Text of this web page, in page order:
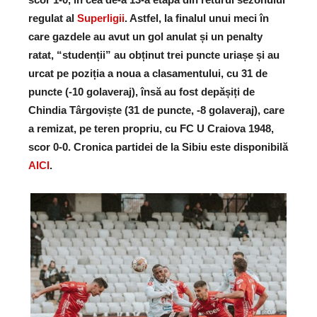
regulat al Superligii. Astfel, la finalul unui meci în
care gazdele au avut un gol anulat și un penalty
ratat, “studenții” au obținut trei puncte uriașe și au
urcat pe poziția a noua a clasamentului, cu 31 de
puncte (-10 golaveraj), însă au fost depășiți de
Chindia Târgoviște (31 de puncte, -8 golaveraj), care
a remizat, pe teren propriu, cu FC U Craiova 1948,
scor 0-0. Cronica partidei de la Sibiu este disponibilă
AICI.